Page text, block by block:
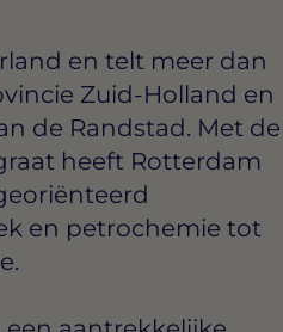
en telt meer dan
Zuid-Holland en
de Randstad. Met de
heeft Rotterdam
en petrochemie tot